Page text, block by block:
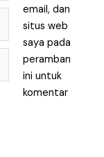
email, dan
situs web
saya pada
peramban
ini untuk
komentar